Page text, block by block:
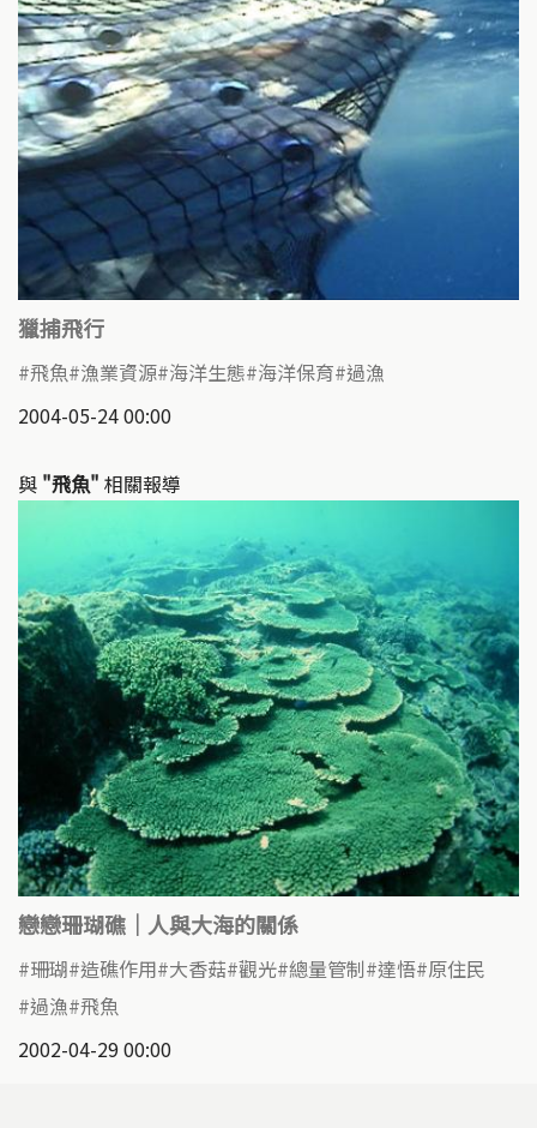
獵捕飛行
飛魚 漁業資源 海洋生態 海洋保育 過漁
2004-05-24 00:00
與 "飛魚" 相關報導
戀戀珊瑚礁｜人與大海的關係
珊瑚 造礁作用 大香菇 觀光 總量管制 達悟 原住民
過漁 飛魚
2002-04-29 00:00